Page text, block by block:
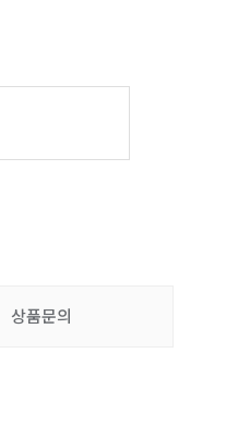
상품문의